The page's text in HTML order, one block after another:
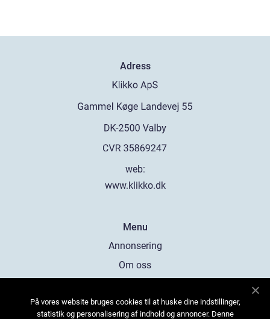
Adress
web:
www.klikko.dk
Menu
Annonsering
Om oss
Kontakta oss
På vores website bruges cookies til at huske dine indstillinger,
statistik og personalisering af indhold og annoncer. Denne